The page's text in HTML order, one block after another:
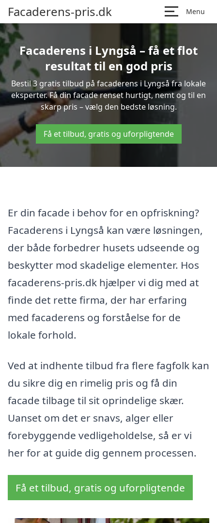
Facaderens-pris.dk Menu
Facaderens i Lyngså – få et flot
resultat til en god pris
Bestil 3 gratis tilbud på facaderens i Lyngså fra lokale
eksperter. Få din facade renset hurtigt, nemt og til en
skarp pris – vælg den bedste løsning.
Få et tilbud, gratis og uforpligtende
Er din facade i behov for en opfriskning?
Facaderens i Lyngså kan være løsningen,
der både forbedrer husets udseende og
beskytter mod skadelige elementer. Hos
facaderens-pris.dk hjælper vi dig med at
finde det rette firma, der har erfaring
med facaderens og forståelse for de
lokale forhold.
Ved at indhente tilbud fra flere fagfolk kan
du sikre dig en rimelig pris og få din
facade tilbage til sit oprindelige skær.
Uanset om det er snavs, alger eller
forebyggende vedligeholdelse, så er vi
her for at guide dig gennem processen.
Få et tilbud, gratis og uforpligtende